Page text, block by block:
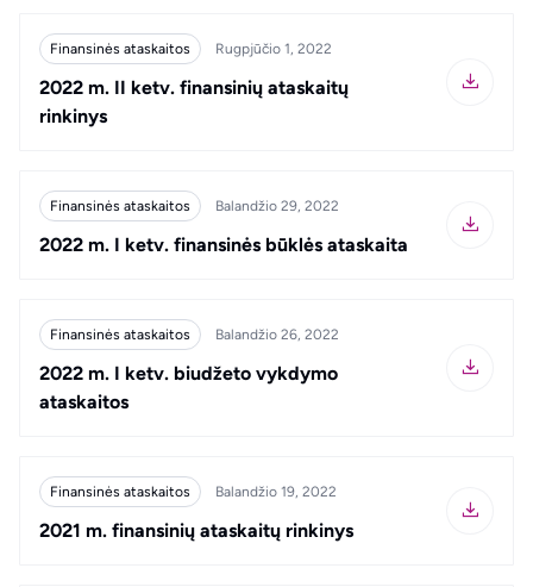
Finansinės ataskaitos Rugpjūčio 1, 2022
2022 m. II ketv. finansinių ataskaitų
rinkinys
Finansinės ataskaitos Balandžio 29, 2022
2022 m. I ketv. finansinės būklės ataskaita
Finansinės ataskaitos Balandžio 26, 2022
2022 m. I ketv. biudžeto vykdymo
ataskaitos
Finansinės ataskaitos Balandžio 19, 2022
2021 m. finansinių ataskaitų rinkinys